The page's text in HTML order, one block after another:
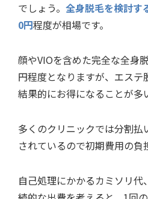
でしょう。 全身脱毛を検討す
0円程度が相場です。
顔やVIOを含めた完全な全身
円程度となりますが、エス
結果的にお得になることが多
多くのクリニックでは分割
されているので初期費用の負
自己処理にかかるカミソリ